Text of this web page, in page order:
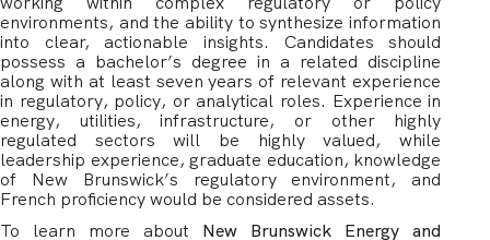
environments, and the ability to synthesize information
into clear, actionable insights. Candidates should
possess a bachelor’s degree in a related discipline
along with at least seven years of relevant experience
in regulatory, policy, or analytical roles. Experience in
energy, utilities, infrastructure, or other highly
regulated sectors will be highly valued, while
leadership experience, graduate education, knowledge
of New Brunswick’s regulatory environment, and
French proficiency would be considered assets.
To learn more about New Brunswick Energy and